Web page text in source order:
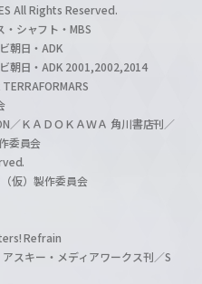
All Rights Reserved.
シャフト・MBS
朝日・ADK
朝日・ADK 2001,2002,2014
／ＫＡＤＯＫＡＷＡ 角川書店刊／
委員会
仮）製作委員会
Refrain
スキー・メディアワークス刊／S